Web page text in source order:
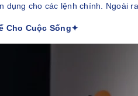
dụng cho các lệnh chính. Ngoài
Cho Cuộc Sống✦